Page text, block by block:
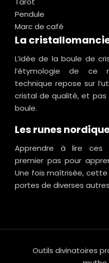
Pendule
Marc de café
La
L’idée de la boule de
l’étymologie de ce
technique repose sur
cristal de qualité, et
boule.
Les runes
Apprendre à lire ces
premier pas pour
Une fois maîtrisée,
portes de diverses
Outils divinatoires